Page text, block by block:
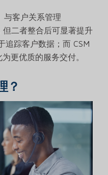
与客户关系管理
但二者整合后可显著提升
追踪客户数据；而 CSM
更优质的服务交付。
？